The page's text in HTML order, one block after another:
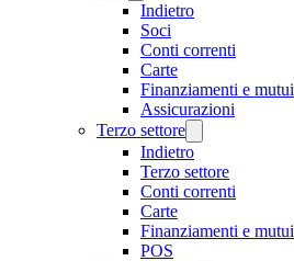
Indietro
Soci
Conti correnti
Carte
Finanziamenti e mutui
Assicurazioni
Terzo settore
Indietro
Terzo settore
Conti correnti
Carte
Finanziamenti e mutui
POS